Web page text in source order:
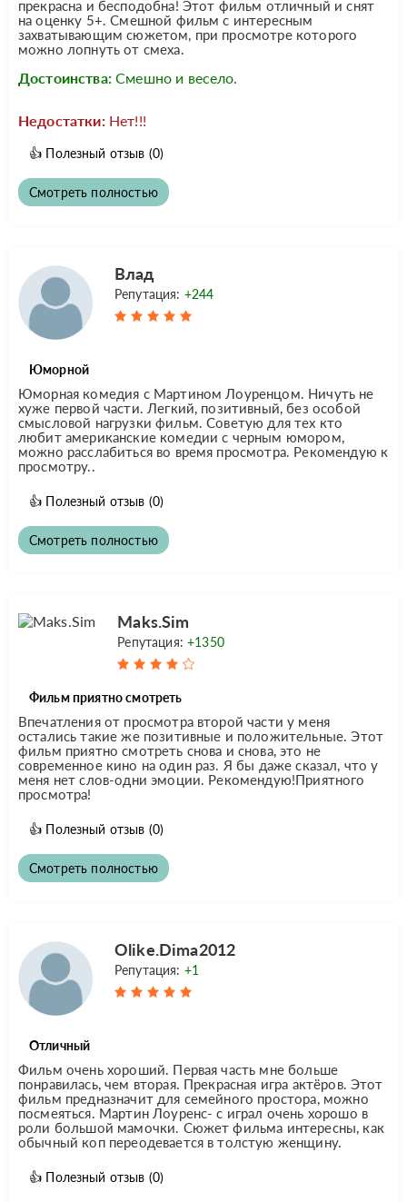
прекрасна и бесподобна! Этот фильм отличный и снят
на оценку 5+. Смешной фильм с интересным
захватывающим сюжетом, при просмотре которого
можно лопнуть от смеха.
Достоинства: Смешно и весело.
Недостатки: Нет!!!
👍 Полезный отзыв (0)
Смотреть полностью
Влад
Репутация: +244
Юморной
Юморная комедия с Мартином Лоуренцом. Ничуть не
хуже первой части. Легкий, позитивный, без особой
смысловой нагрузки фильм. Советую для тех кто
любит американские комедии с черным юмором,
можно расслабиться во время просмотра. Рекомендую к
просмотру..
👍 Полезный отзыв (0)
Смотреть полностью
Maks.Sim
Репутация:+1350
Фильм приятно смотреть
Впечатления от просмотра второй части у меня
остались такие же позитивные и положительные. Этот
фильм приятно смотреть снова и снова, это не
современное кино на один раз. Я бы даже сказал, что у
меня нет слов-одни эмоции. Рекомендую!Приятного
просмотра!
👍 Полезный отзыв (0)
Смотреть полностью
Olike.Dima2012
Репутация: +1
Отличный
Фильм очень хороший. Первая часть мне больше
понравилась, чем вторая. Прекрасная игра актёров. Этот
фильм предназначит для семейного простора, можно
посмеяться. Мартин Лоуренс- с играл очень хорошо в
роли большой мамочки. Сюжет фильма интересны, как
обычный коп переодевается в толстую женщину.
👍 Полезный отзыв (0)